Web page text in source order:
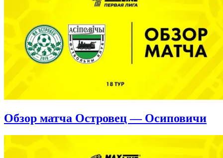
Обзор матча Островец — Осиповичи